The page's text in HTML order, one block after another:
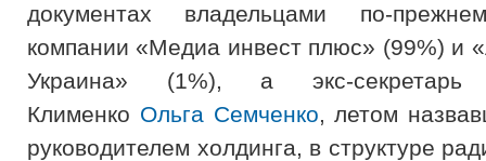
документах владельцами по-
компании «Медиа инвест плюс» (99%) и
Украина» (1%), а экс-секретарь
Клименко Ольга Семченко, летом
руководителем холдинга, в структуре